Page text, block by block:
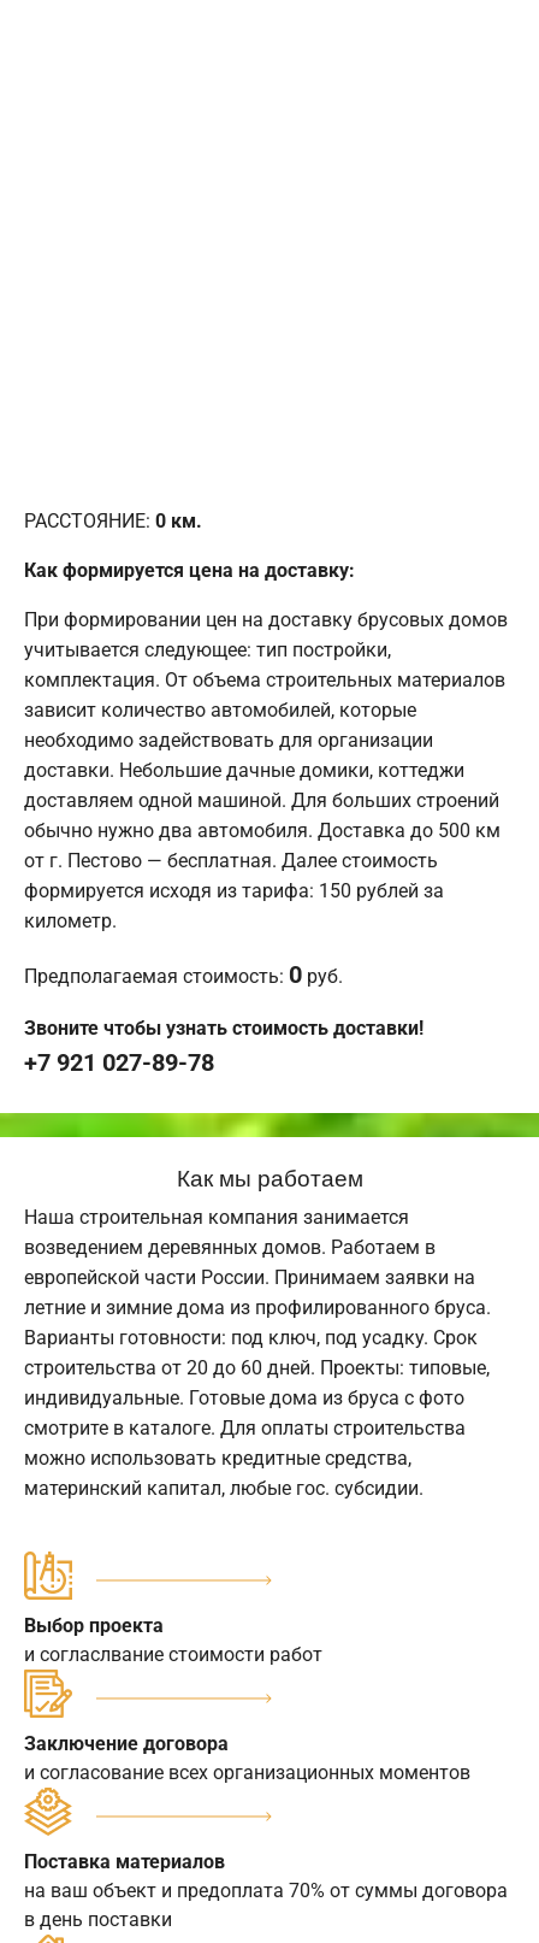
РАССТОЯНИЕ: 0 км.
Как формируется цена на доставку:
При формировании цен на доставку брусовых домов
учитывается следующее: тип постройки,
комплектация. От объема строительных материалов
зависит количество автомобилей, которые
необходимо задействовать для организации
доставки. Небольшие дачные домики, коттеджи
доставляем одной машиной. Для больших строений
обычно нужно два автомобиля. Доставка до 500 км
от г. Пестово — бесплатная. Далее стоимость
формируется исходя из тарифа: 150 рублей за
километр.
Предполагаемая стоимость: 0 руб.
Звоните чтобы узнать стоимость доставки!
+7 921 027-89-78
Как мы работаем
Наша строительная компания занимается
возведением деревянных домов. Работаем в
европейской части России. Принимаем заявки на
летние и зимние дома из профилированного бруса.
Варианты готовности: под ключ, под усадку. Срок
строительства от 20 до 60 дней. Проекты: типовые,
индивидуальные. Готовые дома из бруса с фото
смотрите в каталоге. Для оплаты строительства
можно использовать кредитные средства,
материнский капитал, любые гос. субсидии.
Выбор проекта
и согласлвание стоимости работ
Заключение договора
и согласование всех организационных моментов
Поставка материалов
на ваш объект и предоплата 70% от суммы договора
в день поставки